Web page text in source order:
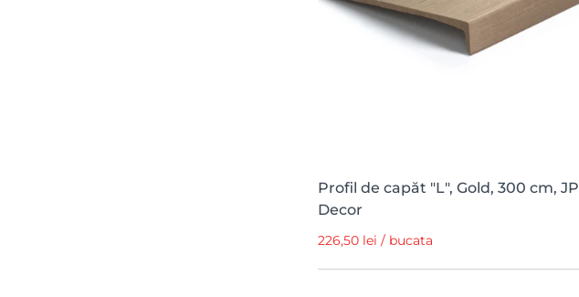
Profil de capăt "L", Gold, 300 cm, JP
Decor
226,50 lei / bucata